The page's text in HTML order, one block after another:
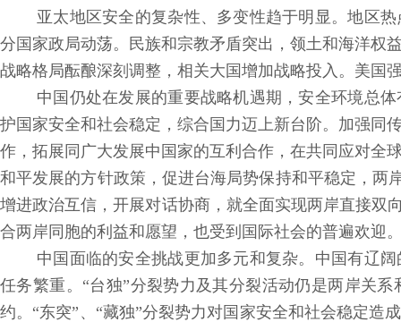
亚太地区安全的复杂性、多变性趋于明显。地区
分国家政局动荡。民族和宗教矛盾突出，领土和海洋权
战略格局酝酿深刻调整，相关大国增加战略投入。美国
中国仍处在发展的重要战略机遇期，安全环境总
护国家安全和社会稳定，综合国力迈上新台阶。加强同
作，拓展同广大发展中国家的互利合作，在共同应对全
和平发展的方针政策，促进台海局势保持和平稳定，两
增进政治互信，开展对话协商，就全面实现两岸直接双
合两岸同胞的利益和愿望，也受到国际社会的普遍欢迎
中国面临的安全挑战更加多元和复杂。中国有辽
任务繁重。“台独”分裂势力及其分裂活动仍是两岸关
约。“东突”、“藏独”分裂势力对国家安全和社会稳定